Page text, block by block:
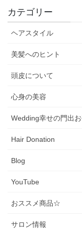
カテゴリー
ヘアスタイル
美髪へのヒント
頭皮について
心身の美容
Wedding幸せの門出
Hair Donation
Blog
YouTube
おススメ商品☆
サロン情報